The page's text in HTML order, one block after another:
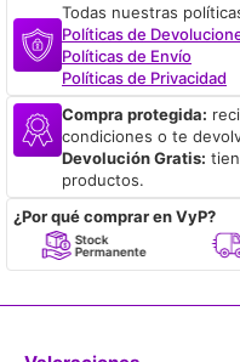
Todas nuestras
Políticas de
Políticas de Envío
Políticas de Privacidad
Compra protegida:
condiciones o te
Devolución Gratis:
productos.
¿Por qué comprar en VyP?
Stock
Permanente
a